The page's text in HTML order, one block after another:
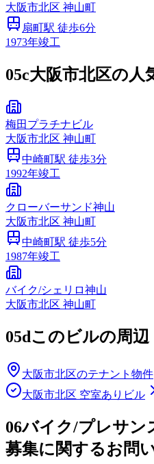
大阪市北区 神山町
扇町駅 徒歩6分
1973年竣工
05c大阪市北区の人
梅田プラチナビル
大阪市北区 神山町
中崎町駅 徒歩3分
1992年竣工
クローバーサンド神山
大阪市北区 神山町
中崎町駅 徒歩5分
1987年竣工
バイク/シェリロ神山
大阪市北区 神山町
05dこのビルの周辺
大阪市北区のテナント物件
大阪市北区 空室ありビル
06バイク/プレサン
募集に関するお問